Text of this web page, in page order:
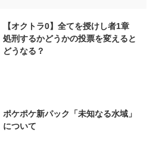
【オクトラ0】全てを授けし者1章
処刑するかどうかの投票を変えると
どうなる？
ポケポケ新パック「未知なる水域」
について